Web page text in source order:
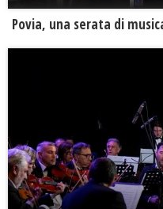
Povia, una serata di